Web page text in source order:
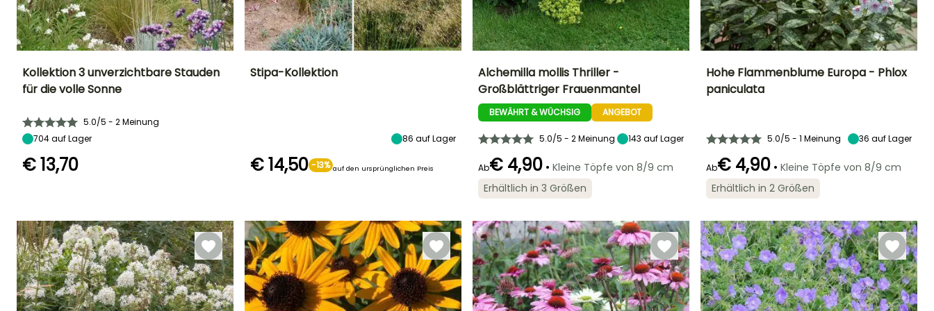
Geeigneter
November
Kollektion 3 unverzichtbare Stauden
für die volle Sonne
5.0/5 - 2 Meinung
704auf Lager
€ 13,70
Geeigneter
Oktober
Stipa-Kollektion
86 auf Lager
€ 14,50 -13% auf den ursprünglichen Preis
40 cm 70 cm
Sonne,
Halbschatten
Blütezeit
Juni für August
Geeigneter
Zeitraum für die
Pflanzung
September für
November
Alchemilla mollis Thriller -
Großblättriger Frauenmantel
BEWÄHRT & WÜCHSIG ANGEBOT
5.0/5 - 2 Meinung 143 auf Lager
Ab€ 4,90 • Kleine Töpfe von 8/9 cm
Erhältlich in 3 Größen
Blütezeit
Juli für
September
Geeigneter
Zeitraum für die
Pflanzung
November
Winterhärte
Hohe Flammenblume Europa - Phlox
paniculata
5.0/5 - 1 Meinung 36 auf Lager
Ab€ 4,90 • Kleine Töpfe von 8/9 cm
Erhältlich in 2 Größen